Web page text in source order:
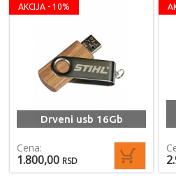
AKCIJA - 10%
Drveni usb 16Gb
Cena:
1.800,00 RSD